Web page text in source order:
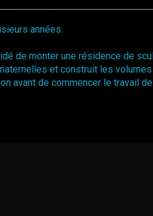
années.
de monter une résidence de
et construit les
avant de commencer le travail